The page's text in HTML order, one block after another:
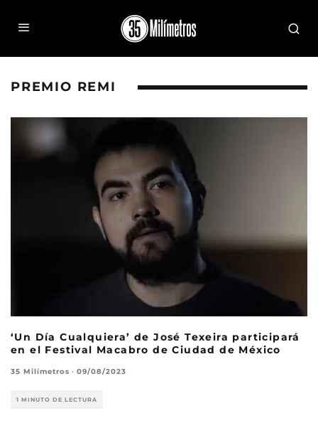
PREMIO REMI
‘Un Día Cualquiera’ de José Texeira participará
en el Festival Macabro de Ciudad de México
35 Milímetros · 09/08/2023
1 MINUTO DE LECTURA